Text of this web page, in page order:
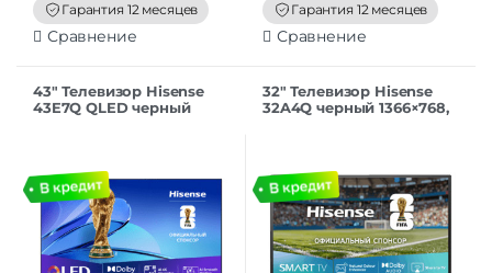
f
5
Гарантия 12 месяцев
Сравнение
f
5
Гарантия 12 месяцев
Сравнение
43″ Телевизор Hisense
43E7Q QLED черный
32″ Телевизор Hisense
32A4Q черный 1366×768,